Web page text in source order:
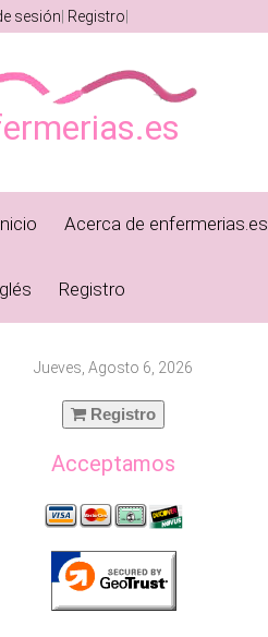
sesión Registro
Acerca de enfermerias.es
Registro
Jueves, Agosto 6, 2026
Registro
Acceptamos